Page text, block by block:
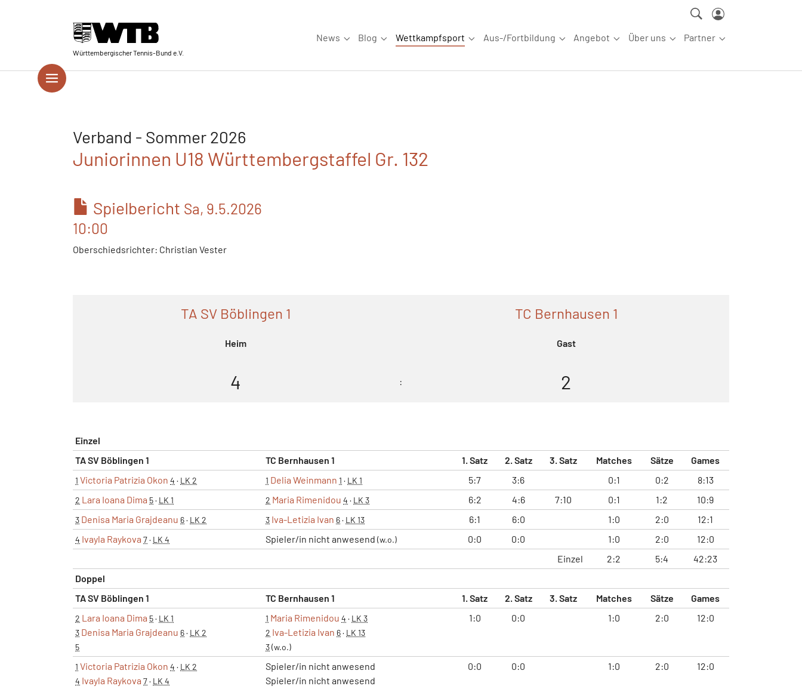
Württembergischer Tennis-Bund e.V.
News
Submenu for "News"
Blog
Submenu for "Blog"
Wettkampfsport
Submenu for "Wettkampfsport"
Aus-/Fortbildung
Submenu for "Aus-/Fortbildung"
Angebot
Submenu for "Angebot"
Über uns
Submenu for "Über uns"
Partner
Submenu for
Verband - Sommer 2026
Juniorinnen U18 Württembergstaffel Gr. 132
Spielbericht Sa, 9.5.2026
10:00
Oberschiedsrichter: Christian Vester
TA SV Böblingen 1
Heim
TC Bernhausen 1
Gast
4 : 2
Einzel
TA SV Böblingen 1
TC Bernhausen 1 1. Satz 2. Satz 3. Satz Matches Sätze Games
1 Victoria Patrizia Okon 4 · LK 2 1 Delia Weinmann 1 · LK 1 5:7 3:6 0:1 0:2 8:13
2 Lara Ioana Dima 5· LK 1 2 Maria Rimenidou 4 · LK 3 6:2 4:6 7:10 0:1 1:2 10:9
3 Denisa Maria Grajdeanu 6· LK 2 3 Iva-Letizia Ivan 6· LK 13 6:1 6:0 1:0 2:0 12:1
4 Ivayla Raykova 7· LK 4 Spieler/in nicht anwesend (w.o.) 0:0 0:0 1:0 2:0
12:0
Einzel
2:2 5:4
42:23
Doppel
TA SV Böblingen 1
TC Bernhausen 1 1. Satz 2. Satz 3. Satz Matches Sätze Games
2 Lara Ioana Dima 5· LK 1
3 Denisa Maria Grajdeanu 6· LK 2
5
1 Maria Rimenidou 4 · LK 3
2 Iva-Letizia Ivan 6· LK 13
3(w.o.)
1:0 0:0 1:0 2:0 12:0
1 Victoria Patrizia Okon 4 · LK 2
4 Ivayla Raykova 7· LK 4
Spieler/in nicht anwesend
Spieler/in nicht anwesend
0:0 0:0 1:0 2:0 12:0